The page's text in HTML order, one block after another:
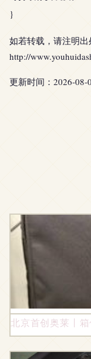
}
如若转载，请注明出
http://
更新时间：2026-08-
北京首创奥莱丨